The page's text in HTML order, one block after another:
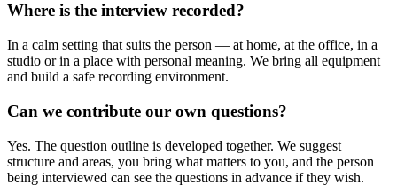
Where is the interview recorded?
In a calm setting that suits the person — at home, at the office, in a
studio or in a place with personal meaning. We bring all equipment
and build a safe recording environment.
Can we contribute our own questions?
Yes. The question outline is developed together. We suggest
structure and areas, you bring what matters to you, and the person
being interviewed can see the questions in advance if they wish.